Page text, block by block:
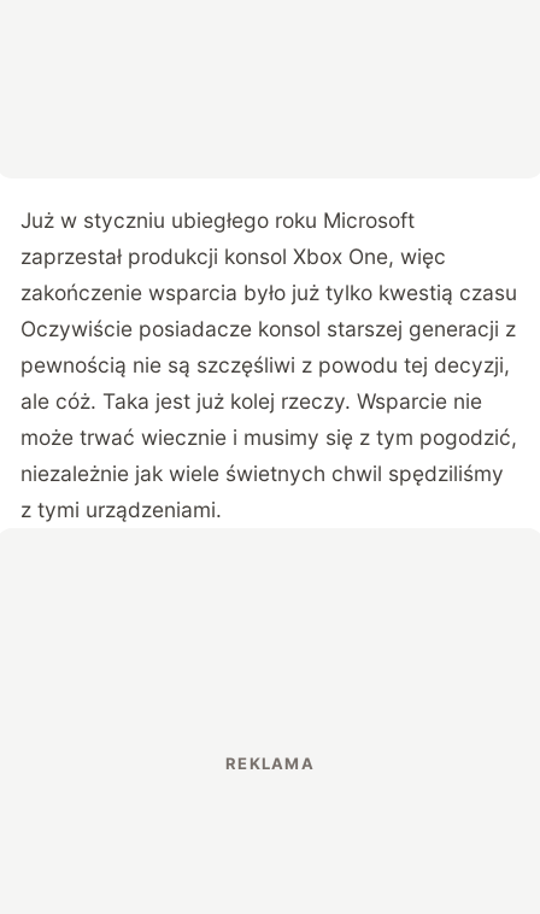
Już w styczniu ubiegłego roku Microsoft
zaprzestał produkcji konsol Xbox One, więc
zakończenie wsparcia było już tylko kwestią czasu
Oczywiście posiadacze konsol starszej generacji z
pewnością nie są szczęśliwi z powodu tej decyzji,
ale cóż. Taka jest już kolej rzeczy. Wsparcie nie
może trwać wiecznie i musimy się z tym pogodzić,
niezależnie jak wiele świetnych chwil spędziliśmy
z tymi urządzeniami.